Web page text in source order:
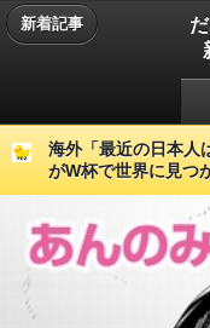
新着記事
海外「最近の日本人
がW杯で世界に見つ